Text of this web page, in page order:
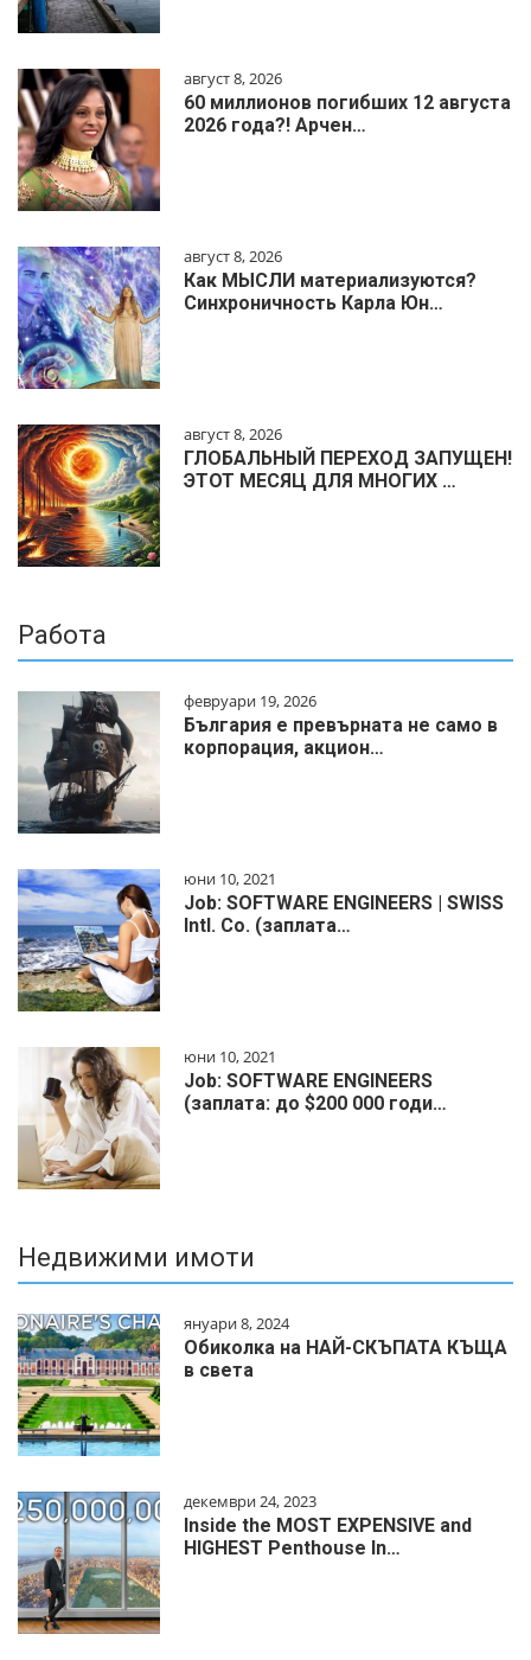
август 8, 2026
60 миллионов погибших 12 августа
2026 года?! Арчен…
август 8, 2026
Как МЫСЛИ материализуются?
Синхроничность Карла Юн…
август 8, 2026
ГЛОБАЛЬНЫЙ ПЕРЕХОД ЗАПУЩЕН!
ЭТОТ МЕСЯЦ ДЛЯ МНОГИХ …
Работа
февруари 19, 2026
България е превърната не само в
корпорация, акцион…
юни 10, 2021
Job: SOFTWARE ENGINEERS | SWISS
Intl. Co. (заплата…
юни 10, 2021
Job: SOFTWARE ENGINEERS
(заплата: до $200 000 годи…
Недвижими имоти
януари 8, 2024
Обиколка на НАЙ-СКЪПАТА КЪЩА
в света
декември 24, 2023
Inside the MOST EXPENSIVE and
HIGHEST Penthouse In…